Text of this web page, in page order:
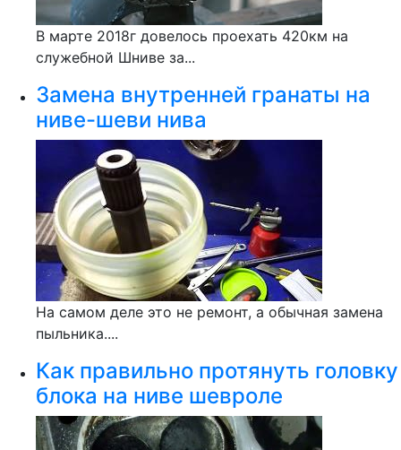
В марте 2018г довелось проехать 420км на
служебной Шниве за...
Замена внутренней гранаты на
ниве-шеви нива
На самом деле это не ремонт, а обычная замена
пыльника....
Как правильно протянуть головку
блока на ниве шевроле